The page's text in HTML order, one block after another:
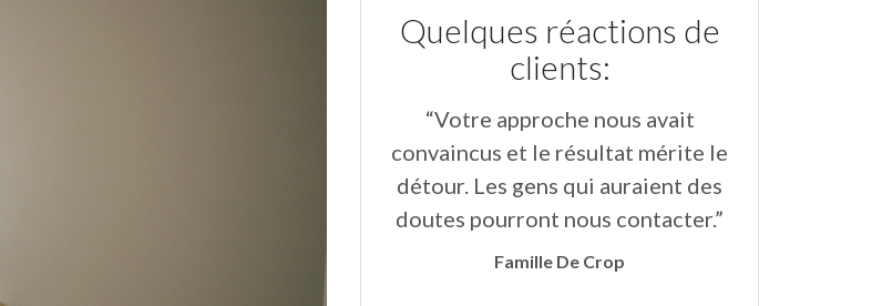
Quelques réactions de
clients:
“Votre approche nous avait
convaincus et le résultat mérite le
détour. Les gens qui auraient des
doutes pourront nous contacter.”
Famille De Crop